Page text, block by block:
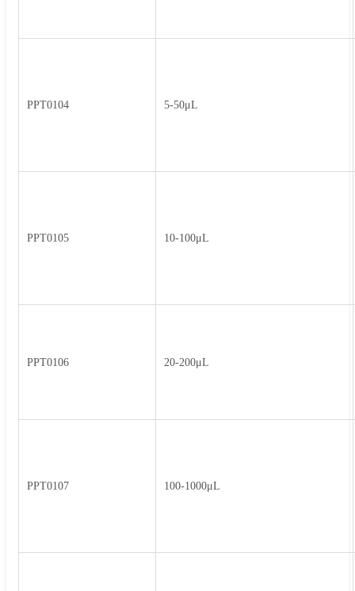
PPT0104 5-50μL
PPT0105 10-100μL
PPT0106 20-200μL
PPT0107 100-1000μL